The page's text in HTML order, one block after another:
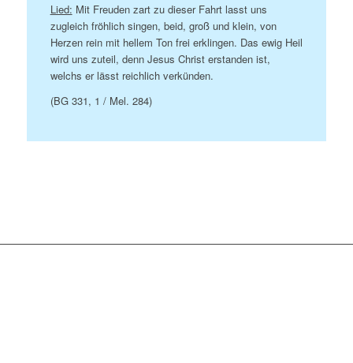
Lied: Mit Freuden zart zu dieser Fahrt lasst uns
zugleich fröhlich singen, beid, groß und klein, von
Herzen rein mit hellem Ton frei erklingen. Das ewig Heil
wird uns zuteil, denn Jesus Christ erstanden ist,
welchs er lässt reichlich verkünden.
(BG 331, 1 / Mel. 284)